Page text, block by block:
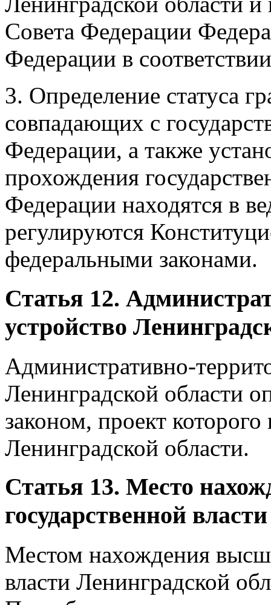
Совета Федерации
Федерации в
3. Определение статуса
совпадающих с
Федерации, а также
прохождения
Федерации находятся в
регулируются
федеральными законами.
Статья 12.
устройство
Административно-
Ленинградской области
законом, проект
Ленинградской области.
Статья 13. Место
государственной
Местом нахождения
власти Ленинградской